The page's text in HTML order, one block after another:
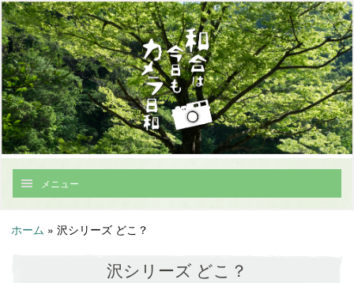
メニュー
ホーム » 沢シリーズ どこ？
沢シリーズ どこ？